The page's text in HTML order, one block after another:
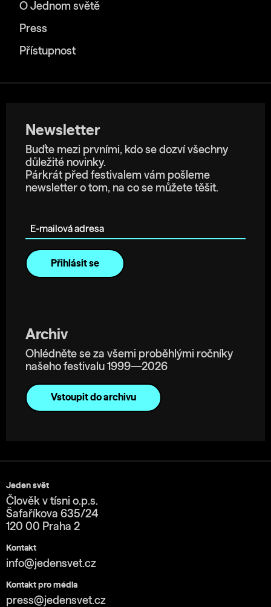
O Jednom světě
Press
Přístupnost
Newsletter
Buďte mezi prvními, kdo se dozví všechny
důležité novinky.
Párkrát před festivalem vám pošleme
newsletter o tom, na co se můžete těšit.
Archiv
Ohlédněte se za všemi proběhlými ročníky
našeho festivalu 1999—2026
Vstoupit do archivu
Jeden svět
Člověk v tísni o.p.s.
Šafaříkova 635/24
120 00 Praha 2
Kontakt
info@jedensvet.cz
Kontakt pro média
press@jedensvet.cz